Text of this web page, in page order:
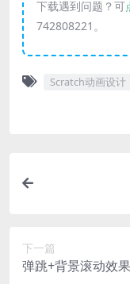
下载遇到问题？可
742808221。
Scratch动画设计
下一篇
弹跳+背景滚动效果